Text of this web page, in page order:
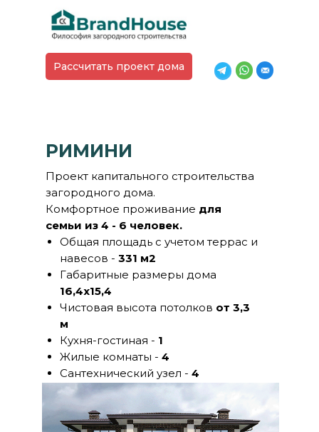
Рассчитать проект дома
РИМИНИ
Проект капитального строительства
загородного дома.
Комфортное проживание для
семьи из 4 - 6 человек.
Общая площадь с учетом террас и
навесов - 331 м2
Габаритные размеры дома
16,4х15,4
Чистовая высота потолков от 3,3
м
Кухня-гостиная - 1
Жилые комнаты - 4
Сантехнический узел - 4